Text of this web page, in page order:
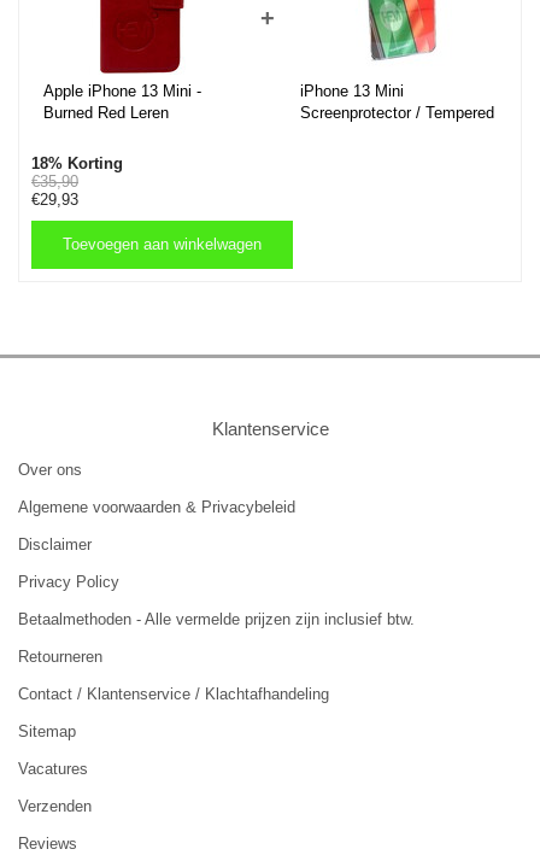
Apple iPhone 13 Mini -
Burned Red Leren
Lederen Wallet Case TPU -
Book Case - Flip Cover -
Boek - 360º beschermend
Telefoonhoesje
+
iPhone 13 Mini
Screenprotector / Tempered
18% Korting
€35,90
€29,93
Toevoegen aan winkelwagen
Klantenservice
Over ons
Algemene voorwaarden & Privacybeleid
Disclaimer
Privacy Policy
Betaalmethoden - Alle vermelde prijzen zijn inclusief btw.
Retourneren
Contact / Klantenservice / Klachtafhandeling
Sitemap
Vacatures
Verzenden
Reviews